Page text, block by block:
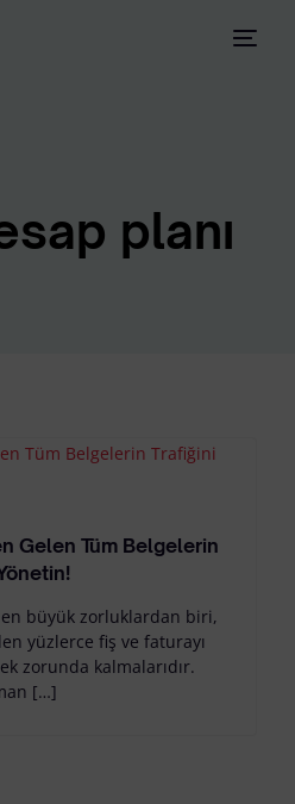
planı
Gelen Tüm Belgelerin
büyük zorluklardan biri,
yüzlerce fiş ve faturayı
zorunda kalmalarıdır.
[…]